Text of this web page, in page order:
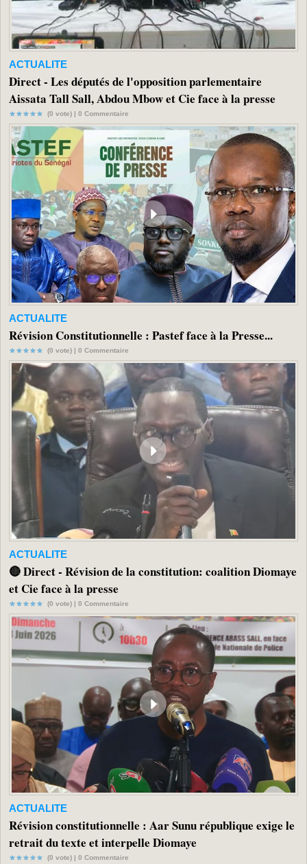
ACTUALITE
Direct - Les députés de l'opposition parlementaire
Aissata Tall Sall, Abdou Mbow et Cie face à la presse
(0 vote) | 0 Commentaire
ACTUALITE
Révision Constitutionnelle : Pastef face à la Presse...
(0 vote) | 0 Commentaire
ACTUALITE
🔴 Direct - Révision de la constitution: coalition Diomaye
et Cie face à la presse
(0 vote) | 0 Commentaire
ACTUALITE
Révision constitutionnelle : Aar Sunu république exige le
retrait du texte et interpelle Diomaye
(0 vote) | 0 Commentaire